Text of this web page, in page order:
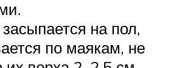
на пол,
по маякам, не